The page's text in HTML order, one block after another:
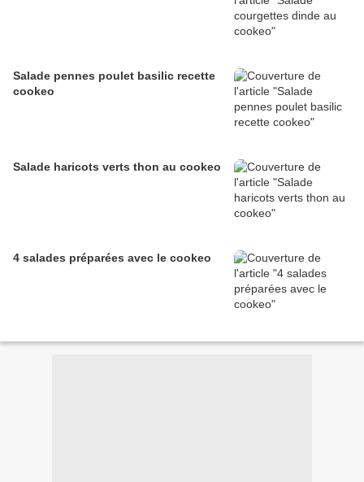
Salade pennes poulet basilic recette
cookeo
Salade haricots verts thon au cookeo
4 salades préparées avec le cookeo